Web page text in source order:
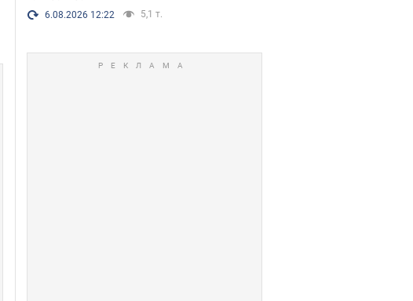
6.08.2026 12:22 5,1 т.